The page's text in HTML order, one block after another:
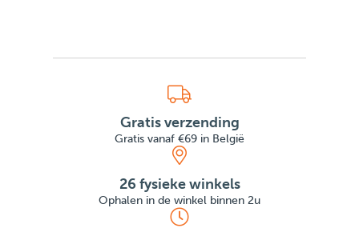
Gratis verzending
Gratis vanaf €69 in België
26 fysieke winkels
Ophalen in de winkel binnen 2u